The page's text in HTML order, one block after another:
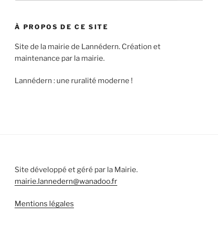
À PROPOS DE CE SITE
Site de la mairie de Lannédern. Création et
maintenance par la mairie.
Lannédern : une ruralité moderne !
Site développé et géré par la Mairie.
mairie.lannedern@wanadoo.fr
Mentions légales